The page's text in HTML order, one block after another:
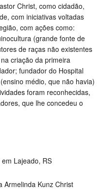
Christ, como cidadão,
com iniciativas voltadas
com ações como:
(grande fonte de
de raças não existentes
criação da primeira
fundador do Hospital
médio, que não havia)
foram reconhecidas,
que lhe concedeu o
Lajeado, RS
Armelinda Kunz Christ